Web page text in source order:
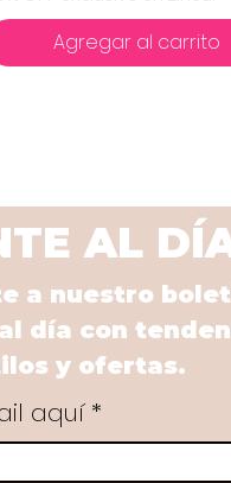
Agregar al carrito
AL
a nuestro
día con
y ofertas.
aquí